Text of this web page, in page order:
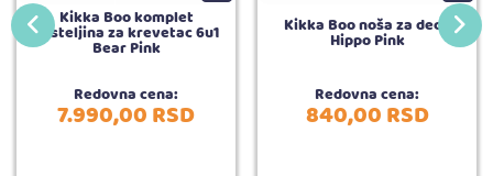
Kikka Boo komplet
posteljina za krevetac 6u1
Bear Pink
Redovna cena:
7.990,00RSD
Kikka Boo noša za decu
Hippo Pink
Redovna cena:
840,00RSD